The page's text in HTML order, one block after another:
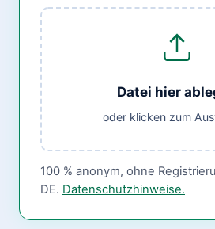
Datei hier
oder klicken zum
100 % anonym, ohne
DE. Datenschutzhinweise.